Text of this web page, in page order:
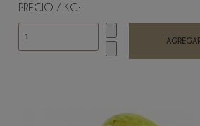
PRECIO / KG: